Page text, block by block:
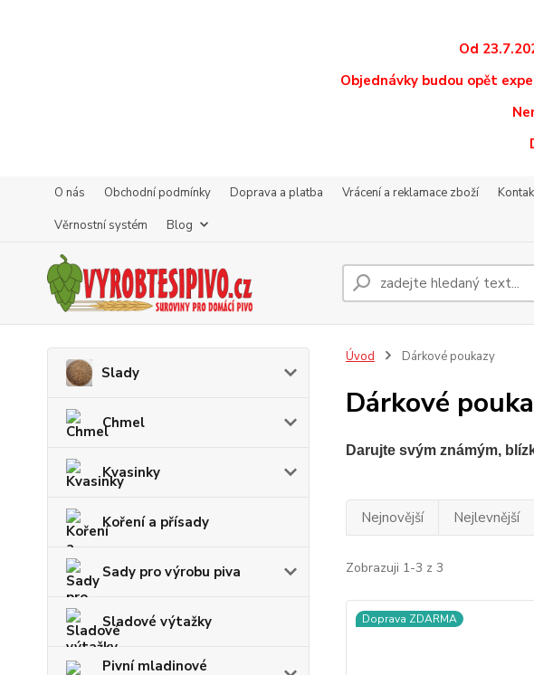
Od
Objednávky budou opět
O nás Obchodní podmínky Doprava a platba Vrácení a reklamace zboží
Věrnostní systém
Blog
Slady
Chmel
Kvasinky
Koření a přísady
Sady pro výrobu piva
Sladové výtažky
Pivní mladinové
Úvod Dárkové poukazy
Dárkové
Darujte svým známým,
Nejnovější Nejlevnější
Zobrazuji 1-3 z 3
Doprava ZDARMA